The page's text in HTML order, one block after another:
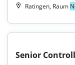
Ratingen, Raum
Senior